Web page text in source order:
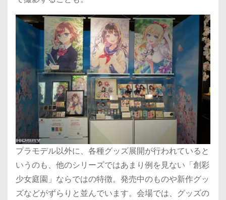
プラモデル以外に、各種グッズ展開が行われていると
いうのも、他のシリーズではあまり例を見ない「創彩
少女庭園」ならではの特徴。発売中のものや新作グッ
ズなどがずらりと並んでいます。会場では、グッズの